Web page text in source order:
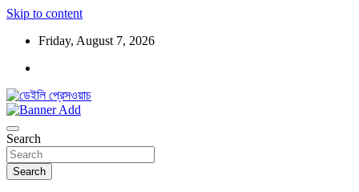
Skip to content
Friday, August 7, 2026
ডেইলি প্রেসওয়াচ
Search
Search